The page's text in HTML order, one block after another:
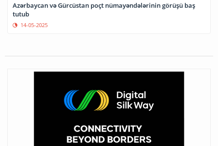
Azərbaycan və Gürcüstan poçt nümayəndələrinin görüşü baş
tutub
14-05-2025